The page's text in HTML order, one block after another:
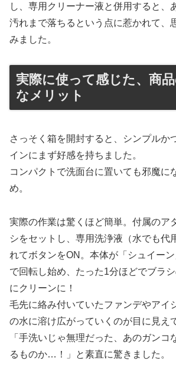
し、専用クリーナー液と併用すると、
汚れまで落ちるという点に惹かれて、
みました。
実際に使って感じた、商
なメリット
さっそく箱を開封すると、シンプルか
インにまず好感を持ちました。
コンパクトで洗面台に置いても邪魔に
め。
実際の作業は驚くほど簡単。付属のア
シをセットし、専用洗浄液（水でも代
れてボタンをON。本体が「シュイー
で回転し始め、たった1分ほどでブラ
にクリーンに！
毛先に絡み付いていたファンデやアイ
の水に溶け広がっていくのが目に見え
「手洗いじゃ無理だった、あのガンコ
るものか…！」と素直に驚きました。